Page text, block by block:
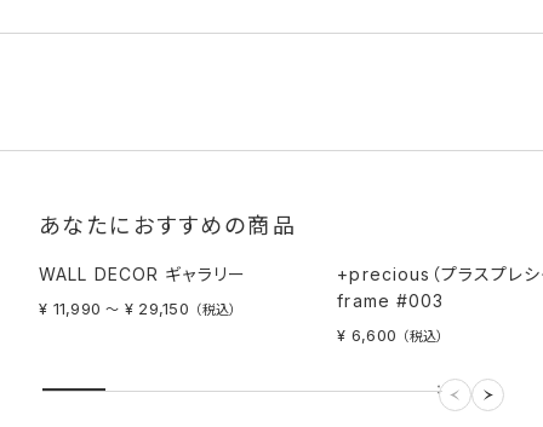
あなたにおすすめの商品
WALL DECOR ギャラリー
¥ 11,990 〜 ¥ 29,150 （税込）
+precious（プラスプレシ
frame #003
¥ 6,600 （税込）